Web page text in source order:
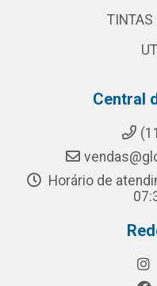
TINTAS
Central
Horário de